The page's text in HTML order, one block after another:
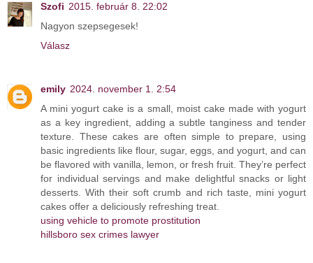
Szofi 2015. február 8. 22:02
Nagyon szepsegesek!
Válasz
emily 2024. november 1. 2:54
A mini yogurt cake is a small, moist cake made with yogurt
as a key ingredient, adding a subtle tanginess and tender
texture. These cakes are often simple to prepare, using
basic ingredients like flour, sugar, eggs, and yogurt, and can
be flavored with vanilla, lemon, or fresh fruit. They’re perfect
for individual servings and make delightful snacks or light
desserts. With their soft crumb and rich taste, mini yogurt
cakes offer a deliciously refreshing treat.
using vehicle to promote prostitution
hillsboro sex crimes lawyer